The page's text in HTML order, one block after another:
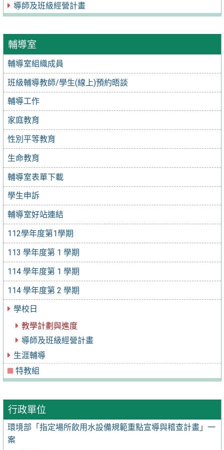
導師及班級經營計畫
輔導室
輔導室組織成員
班級輔導教師/學生(線上)預約晤談
輔導工作
家庭教育
性別平等教育
生命教育
輔導室表單下載
學生申訴
輔導室好站連結
112學年度第1學期
113 學年度第 1 學期
114 學年度第 1 學期
114 學年度第 2 學期
學校日
教學計劃與進度
導師及班級經營計畫
生涯輔導
特教組
行政單位
環境部「指定場所飲用水設備規範重點宣導與稽查計畫」一
案